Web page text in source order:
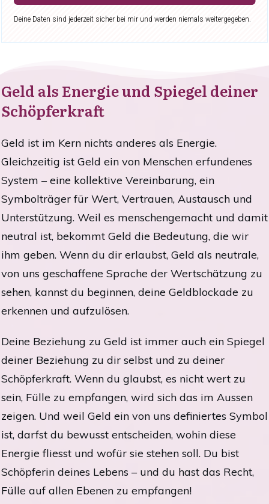
Deine Daten sind jederzeit sicher bei mir und werden niemals weitergegeben.
Geld als Energie und Spiegel deiner
Schöpferkraft
Geld ist im Kern nichts anderes als Energie.
Gleichzeitig ist Geld ein von Menschen erfundenes
System – eine kollektive Vereinbarung, ein
Symbolträger für Wert, Vertrauen, Austausch und
Unterstützung. Weil es menschengemacht und damit
neutral ist, bekommt Geld die Bedeutung, die wir
ihm geben. Wenn du dir erlaubst, Geld als neutrale,
von uns geschaffene Sprache der Wertschätzung zu
sehen, kannst du beginnen, deine Geldblockade zu
erkennen und aufzulösen.
Deine Beziehung zu Geld ist immer auch ein Spiegel
deiner Beziehung zu dir selbst und zu deiner
Schöpferkraft. Wenn du glaubst, es nicht wert zu
sein, Fülle zu empfangen, wird sich das im Aussen
zeigen. Und weil Geld ein von uns definiertes Symbol
ist, darfst du bewusst entscheiden, wohin diese
Energie fliesst und wofür sie stehen soll. Du bist
Schöpferin deines Lebens – und du hast das Recht,
Fülle auf allen Ebenen zu empfangen!